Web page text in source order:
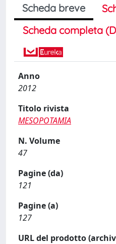
Scheda breve
Scheda completa
Anno
2012
Titolo rivista
MESOPOTAMIA
N. Volume
47
Pagine (da)
121
Pagine (a)
127
URL del prodotto